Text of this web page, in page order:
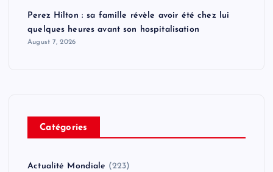
Perez Hilton : sa famille révèle avoir été chez lui
quelques heures avant son hospitalisation
August 7, 2026
Catégories
Actualité Mondiale (223)